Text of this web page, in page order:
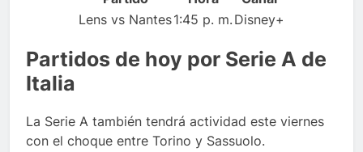
Lens vs Nantes1:45 p. m. Disney+
Partidos de hoy por Serie A de
Italia
La Serie A también tendrá actividad este viernes
con el choque entre Torino y Sassuolo.